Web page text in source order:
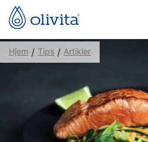
Hjem / Tips / Artikler